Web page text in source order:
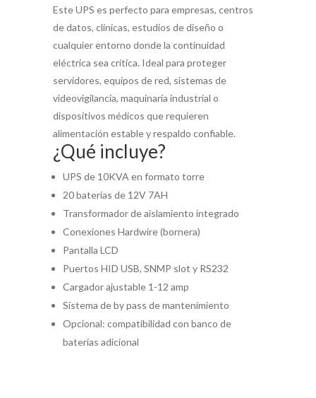
Este UPS es perfecto para empresas, centros
de datos, clínicas, estudios de diseño o
cualquier entorno donde la continuidad
eléctrica sea crítica. Ideal para proteger
servidores, equipos de red, sistemas de
videovigilancia, maquinaria industrial o
dispositivos médicos que requieren
alimentación estable y respaldo confiable.
¿Qué incluye?
UPS de 10KVA en formato torre
20 baterías de 12V 7AH
Transformador de aislamiento integrado
Conexiones Hardwire (bornera)
Pantalla LCD
Puertos HID USB, SNMP slot y RS232
Cargador ajustable 1-12 amp
Sistema de by pass de mantenimiento
Opcional: compatibilidad con banco de
baterías adicional